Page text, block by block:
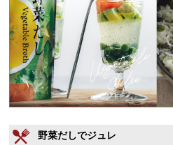
野菜だしでジュレ